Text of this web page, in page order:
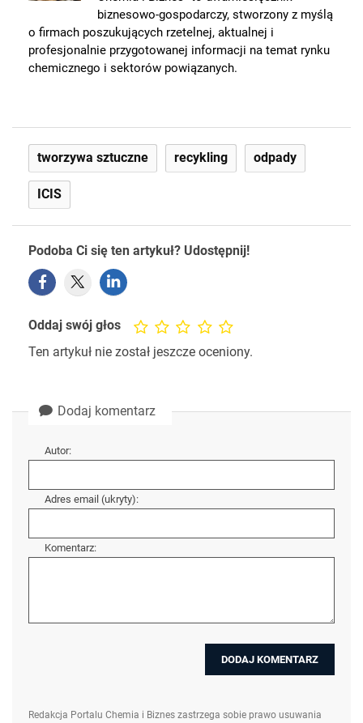
biznesowo-gospodarczy, stworzony z myślą
o firmach poszukujących rzetelnej, aktualnej i
profesjonalnie przygotowanej informacji na temat rynku
chemicznego i sektorów powiązanych.
tworzywa sztuczne recykling odpady
ICIS
Podoba Ci się ten artykuł? Udostępnij!
Oddaj swój głos
Ten artykuł nie został jeszcze oceniony.
Dodaj komentarz
Autor:
Adres email (ukryty):
Komentarz:
Redakcja Portalu Chemia i Biznes zastrzega sobie prawo usuwania